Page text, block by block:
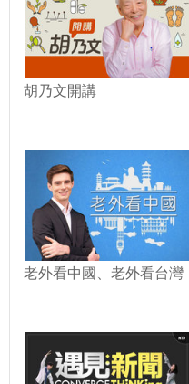
胡乃文開講
老外看中國、老外看台灣